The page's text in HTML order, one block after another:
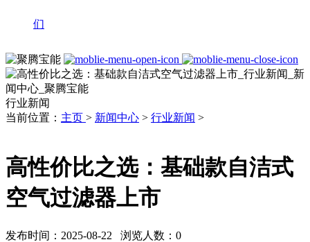
们
行业新闻
当前位置： 主页 > 新闻中心 > 行业新闻 >
高性价比之选：基础款自洁式
空气过滤器上市
发布时间：2025-08-22 浏览人数： 0